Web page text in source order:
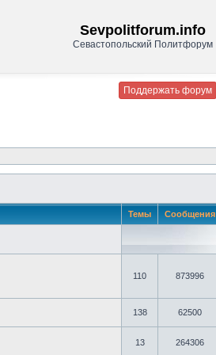
Sevpolitforum.info
Севастопольский Политфорум
Поддержать форум
Темы Сообщения
110 873996
138 62500
13 264306